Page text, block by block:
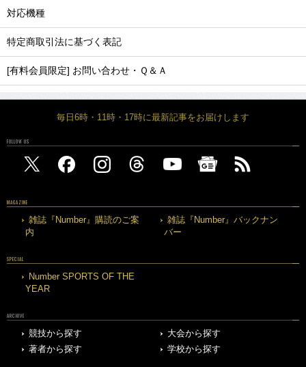
対応機種
特定商取引法に基づく表記
[有料会員限定] お問い合わせ・Ｑ＆Ａ
毎日6時・11時・17時に最新記事をお届けします
FOLLOW US
MAGAZINE
雑誌『Number』購読のご案
内
雑誌『Number』バックナン
バー
SPECIAL
Number SPORTS OF THE
YEAR
ARCHIVE
競技から探す
大会から探す
著者から探す
学校から探す